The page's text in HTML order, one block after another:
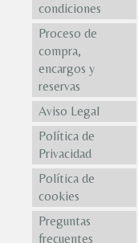
condiciones
Proceso de
compra,
encargos y
reservas
Aviso Legal
Política de
Privacidad
Política de
cookies
Preguntas
frecuentes